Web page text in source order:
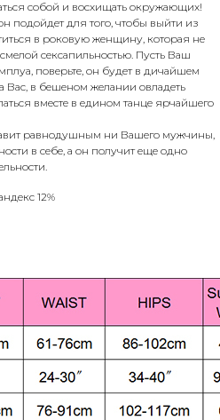
собой и восхищать окружающих!
подойдет для того, чтобы выйти из
в роковую женщину, которая не
сексапильностью. Пусть Ваш
поверьте, он будет в дичайшем
Вас, в бешеном желании овладеть
вместе в едином танце ярчайшего
равнодушным ни Вашего мужчины,
в себе, а он получит еще одно
12%